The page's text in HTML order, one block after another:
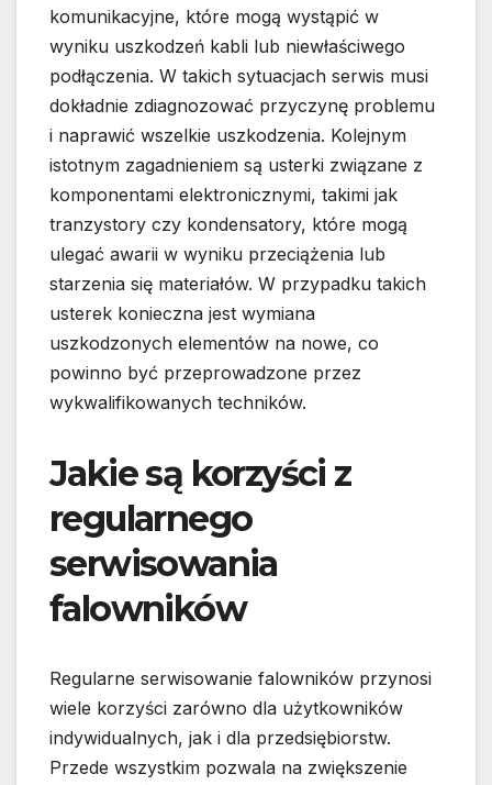
komunikacyjne, które mogą wystąpić w
wyniku uszkodzeń kabli lub niewłaściwego
podłączenia. W takich sytuacjach serwis musi
dokładnie zdiagnozować przyczynę problemu
i naprawić wszelkie uszkodzenia. Kolejnym
istotnym zagadnieniem są usterki związane z
komponentami elektronicznymi, takimi jak
tranzystory czy kondensatory, które mogą
ulegać awarii w wyniku przeciążenia lub
starzenia się materiałów. W przypadku takich
usterek konieczna jest wymiana
uszkodzonych elementów na nowe, co
powinno być przeprowadzone przez
wykwalifikowanych techników.
Jakie są korzyści z
regularnego
serwisowania
falowników
Regularne serwisowanie falowników przynosi
wiele korzyści zarówno dla użytkowników
indywidualnych, jak i dla przedsiębiorstw.
Przede wszystkim pozwala na zwiększenie